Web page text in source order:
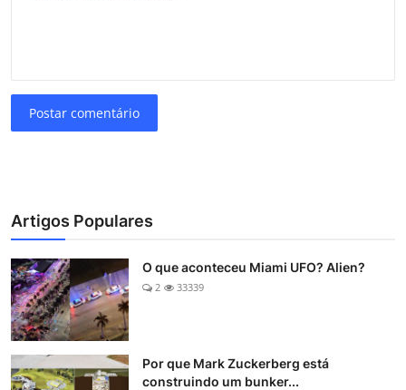
Postar comentário
Artigos Populares
O que aconteceu Miami UFO? Alien?
2 33339
Por que Mark Zuckerberg está
construindo um bunker...